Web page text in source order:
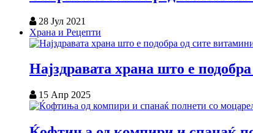
28 Јул 2021
Храна и Рецепти
Најздравата храна што е
15 Апр 2025